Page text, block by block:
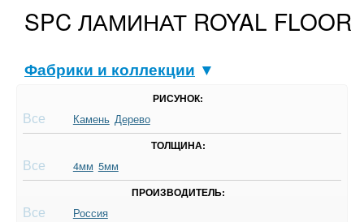
SPC ЛАМИНАТ ROYAL FLOOR
Фабрики и коллекции ▼
РИСУНОК:
Все Камень Дерево
ТОЛЩИНА:
Все 4мм 5мм
ПРОИЗВОДИТЕЛЬ:
Все Россия